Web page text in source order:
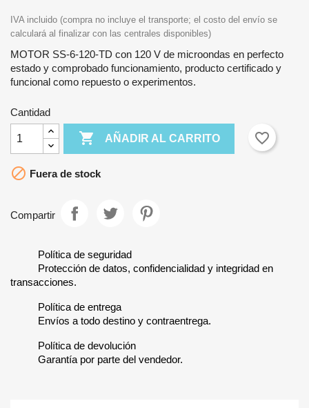
IVA incluido (compra no incluye el transporte; el costo del envío se
calculará al finalizar con las centrales disponibles)
MOTOR SS-6-120-TD con 120 V de microondas en perfecto
estado y comprobado funcionamiento, producto certificado y
funcional como repuesto o experimentos.
Cantidad
 AÑADIR AL CARRITO favorite_border
 Fuera de stock
Compartir
Política de seguridad
Protección de datos, confidencialidad y integridad en
transacciones.
Política de entrega
Envíos a todo destino y contraentrega.
Política de devolución
Garantía por parte del vendedor.